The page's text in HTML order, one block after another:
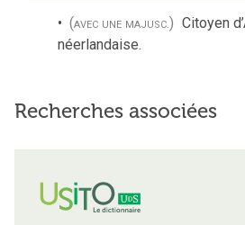
(avec une majusc.) Citoyen
néerlandaise.
Recherches associées